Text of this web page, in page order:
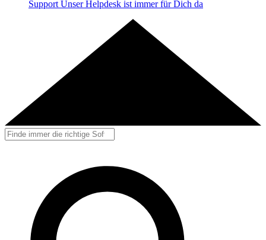
Support Unser Helpdesk ist immer für Dich da